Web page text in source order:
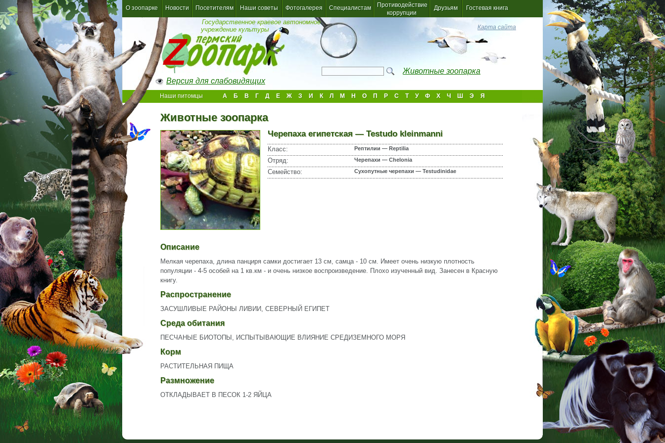
О зоопарке Новости Посетителям Наши советы Фотогалерея Специалистам
Противодействие
коррупции
Друзьям Гостевая книга
Государственное краевое автономное
учреждение культуры
Животные зоопарка
Карта сайта
Версия для слабовидящих
Наши питомцы А Б В Г Д Е Ж З И К Л М Н О П Р С Т У Ф Х Ч Ш Э Я
Животные зоопарка
Черепаха египетская — Testudo kleinmanni
Класс: Рептилии — Reptilia
Отряд: Черепахи — Chelonia
Семейство: Сухопутные черепахи — Testudinidae
Описание
Мелкая черепаха, длина панциря самки достигает 13 см, самца - 10 см. Имеет очень низкую плотность
популяции - 4-5 особей на 1 кв.км - и очень низкое воспроизведение. Плохо изученный вид. Занесен в Красную
книгу.
Распространение
ЗАСУШЛИВЫЕ РАЙОНЫ ЛИВИИ, СЕВЕРНЫЙ ЕГИПЕТ
Среда обитания
ПЕСЧАНЫЕ БИОТОПЫ, ИСПЫТЫВАЮЩИЕ ВЛИЯНИЕ СРЕДИЗЕМНОГО МОРЯ
Корм
РАСТИТЕЛЬНАЯ ПИЩА
Размножение
ОТКЛАДЫВАЕТ В ПЕСОК 1-2 ЯЙЦА